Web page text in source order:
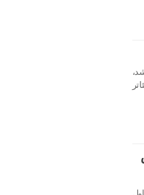
ماه سال 57 می باشد،